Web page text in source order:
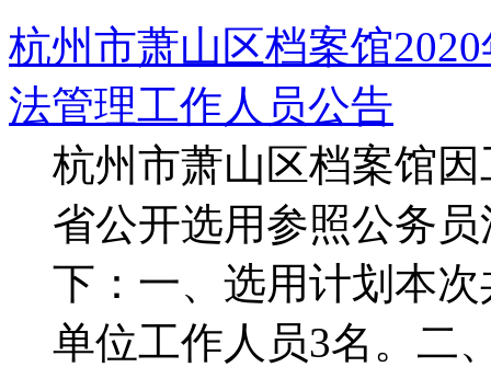
杭州市萧山区档案馆
法管理工作人员公告
杭州市萧山区档案馆
省公开选用参照公务
下：一、选用计划本
单位工作人员3名。二